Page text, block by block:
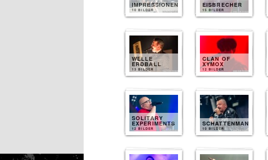
IMPRESSIONEN
10 BILDER
EISBRECHER
15 BILDER
WELLE
ERDBALL
13 BILDER
CLAN OF
XYMOX
12 BILDER
SOLITARY
EXPERIMENTS
12 BILDER
SCHATTENMANN
10 BILDER